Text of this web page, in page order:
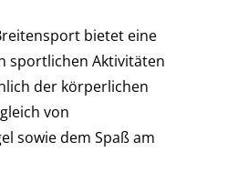
bietet eine
sportlichen Aktivitäten
der körperlichen
von
sowie dem Spaß am